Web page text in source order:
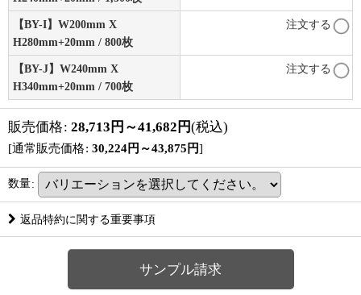
【BY-I】W200mm X
H280mm+20mm / 800枚
注文する
【BY-J】W240mm X
H340mm+20mm / 700枚
注文する
販売価格: 28,713 円 ～41,682 円(税込)
[通常販売価格: 30,224円 ～43,875 円]
数量:
返品特約に関する重要事項
サンプル請求